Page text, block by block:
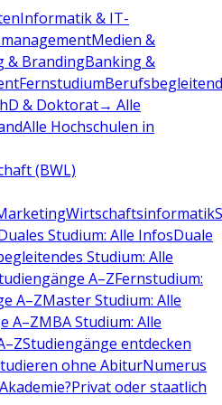
Informatik & IT-
Medien &
& BrandingBanking &
FernstudiumBerufsbegleitend
& Doktorat→ Alle
Alle Hochschulen in
(BWL)
Wirtschaftsinformatik
Studium: Alle InfosDuale
Studium: Alle
A–ZFernstudium:
A–ZMaster Studium: Alle
A–ZMBA Studium: Alle
Studiengänge entdecken
ohne AbiturNumerus
Privat oder staatlich